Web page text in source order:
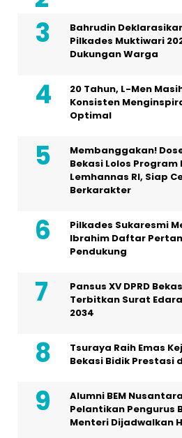
Bahrudin
Pilkades Muktiwari
Dukungan Warga
20 Tahun, L-Men
Konsisten
Optimal
Membanggakan!
Bekasi Lolos Program
Lemhannas RI, Siap
Berkarakter
Pilkades Sukaresmi
Ibrahim Daftar
Pendukung
Pansus XV DPRD
Terbitkan Surat
2034
Tsuraya Raih Emas
Bekasi Bidik Prestasi
Alumni BEM
Pelantikan Pengurus
Menteri Dijadwalkan